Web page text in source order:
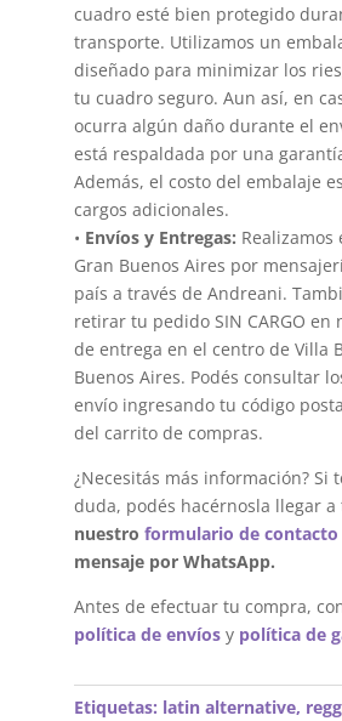
cuadro esté bien protegido
transporte. Utilizamos un
diseñado para minimizar los
tu cuadro seguro. Aun así, en
ocurra algún daño durante el
está respaldada por una
Además, el costo del embalaje
cargos adicionales.
• Envíos y Entregas: Realizamos
Gran Buenos Aires por
país a través de Andreani.
retirar tu pedido SIN CARGO en
de entrega en el centro de Villa
Buenos Aires. Podés consultar
envío ingresando tu código
del carrito de compras.
¿Necesitás más información? Si
duda, podés hacérnosla llegar a
nuestro formulario de contacto
mensaje por WhatsApp.
Antes de efectuar tu compra,
política de envíosy política de
Etiquetas: latin alternative,